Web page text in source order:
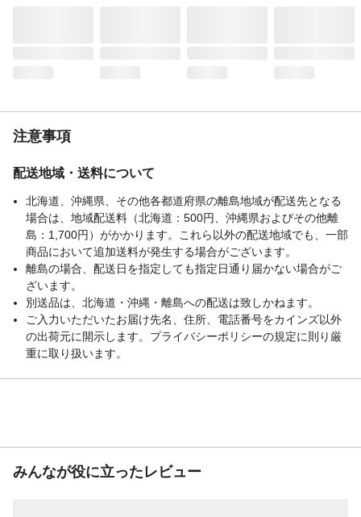
してください。等
生産国
日本
液性
アルカリ性
使用できないもの
砂壁、繊維壁、漆喰、大理石、鏡、ガラ
ス、ユニットバスの化粧銅板壁(磁石が付く
もの)、ホーロー・アルミ・真鍮等の金属製
使用量の目安
1メートルあたり約10g使用
注意事項
配送地域・送料について
北海道、沖縄県、その他各都道府県の離島地域が配送先となる
場合は、地域配送料（北海道：500円、沖縄県およびその他離
島：1,700円）がかかります。これら以外の配送地域でも、一部
商品において追加送料が発生する場合がございます。
離島の場合、配送日を指定しても指定日通り届かない場合がご
ざいます。
別送品は、北海道・沖縄・離島への配送は致しかねます。
ご入力いただいたお届け先名、住所、電話番号をカインズ以外
の出荷元に開示します。プライバシーポリシーの規定に則り厳
重に取り扱います。
みんなが役に立ったレビュー